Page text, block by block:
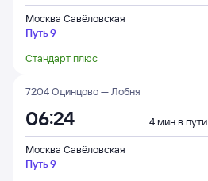
Москва Савёловская
Путь 9
Стандарт плюс
7204 Одинцово — Лобня
06:24 4 мин в пути
Москва Савёловская
Путь 9